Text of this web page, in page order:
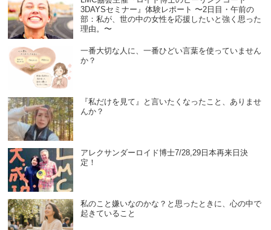
3DAYSセミナー』体験レポート 〜2日目・午前の
部：私が、世の中の女性を応援したいと強く思った
理由。〜
一番大切な人に、一番ひどい言葉を使っていません
か？
『私だけを見て』と言いたくなったこと、ありませ
んか？
アレクサンダーロイド博士7/28,29日本再来日決
定！
私のこと嫌いなのかな？と思ったときに、心の中で
起きていること